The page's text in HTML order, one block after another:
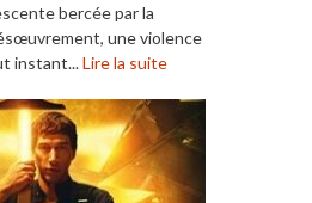
bercée par la
une violence
instant...Lire la suite